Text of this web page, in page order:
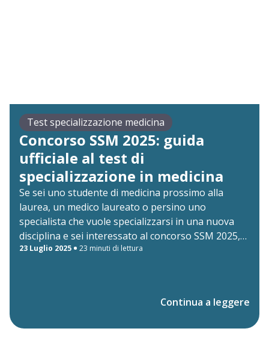
Test specializzazione medicina
Concorso SSM 2025: guida
ufficiale al test di
specializzazione in medicina
Se sei uno studente di medicina prossimo alla
laurea, un medico laureato o persino uno
specialista che vuole specializzarsi in una nuova
disciplina e sei interessato al concorso SSM 2025,
questo articolo fa al caso tuo! Scopri tutto quello
23 Luglio 2025 23 minuti di lettura
Continua a leggere